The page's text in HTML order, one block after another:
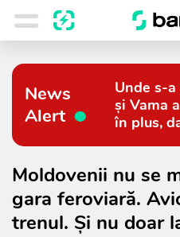
News
Alert
Unde s-
și Vama
în plus,
Moldovenii nu se
gara feroviară.
trenul. Și nu doar